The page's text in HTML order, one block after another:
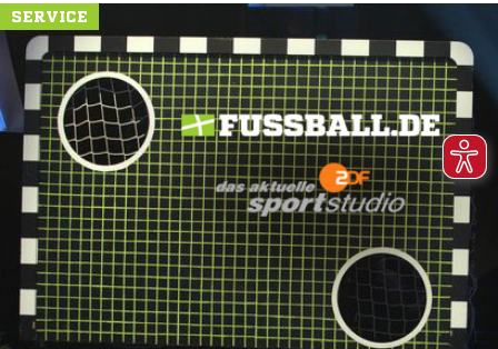
SERVICE